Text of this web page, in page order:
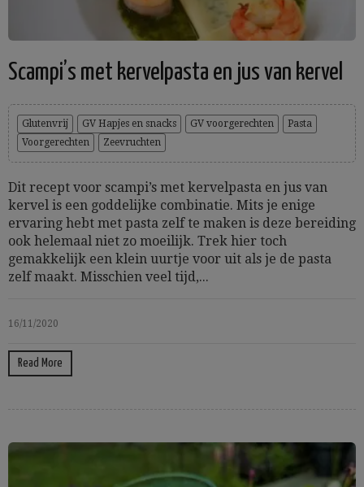
Scampi’s met kervelpasta en jus van kervel
Glutenvrij GV Hapjes en snacks GV voorgerechten
Pasta
Voorgerechten
Zeevruchten
Dit recept voor scampi’s met kervelpasta en jus van
kervel is een goddelijke combinatie. Mits je enige
ervaring hebt met pasta zelf te maken is deze bereiding
ook helemaal niet zo moeilijk. Trek hier toch
gemakkelijk een klein uurtje voor uit als je de pasta
zelf maakt. Misschien veel tijd,...
16/11/2020
Read More